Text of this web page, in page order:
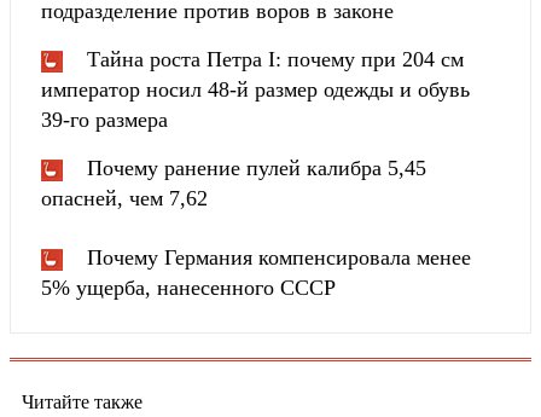
подразделение против воров в законе
Тайна роста Петра I: почему при 204 см
император носил 48-й размер одежды и обувь
39-го размера
Почему ранение пулей калибра 5,45
опасней, чем 7,62
Почему Германия компенсировала менее
5% ущерба, нанесенного СССР
Читайте также